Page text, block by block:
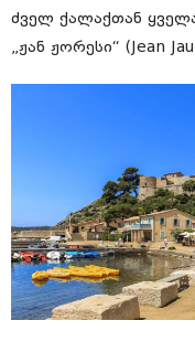
ძველ ქალაქთან
„ჟან ჟორესი“ (Jean